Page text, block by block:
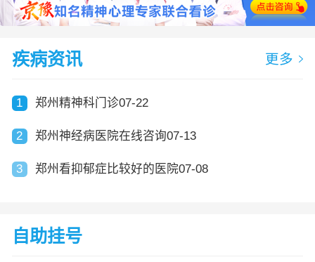
疾病资讯 更多
1 郑州精神科门诊07-22
2 郑州神经病医院在线咨询07-13
3 郑州看抑郁症比较好的医院07-08
自助挂号